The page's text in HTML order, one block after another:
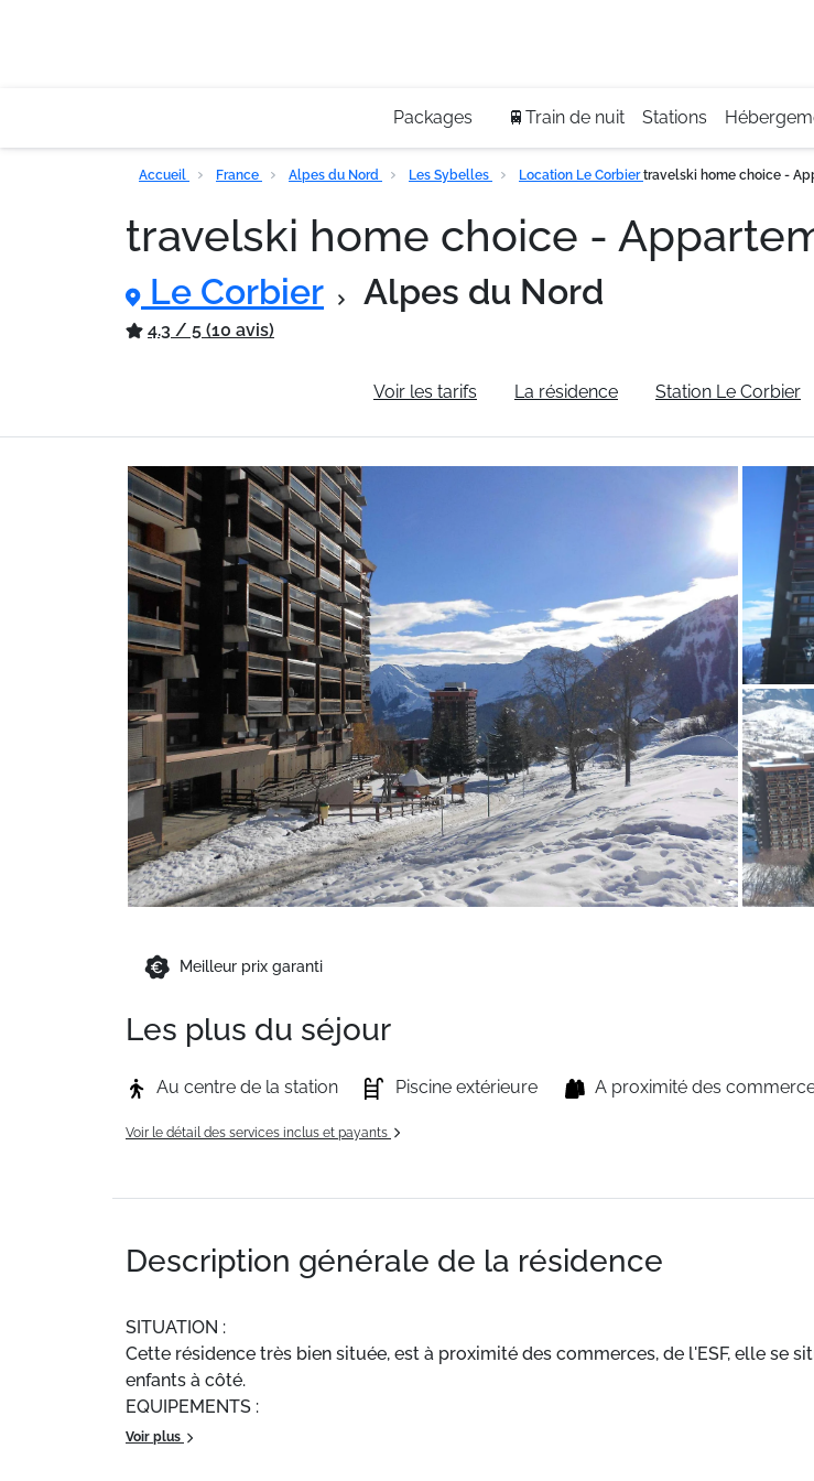
Packages 🚆Train de nuit Stations
Accueil France Alpes du Nord Les Sybelles Location Le Corbiertravelski home choice -
travelski home choice -
Le Corbier Alpes du Nord
4.3 / 5 (10 avis)
Voir les tarifs La résidence Station Le Corbier
Meilleur prix garanti
Les plus du séjour
Au centre de la station Piscine extérieure A proximité des
Voir le détail des services inclus et payants
Description générale de la résidence
SITUATION :
Cette résidence très bien située, est à proximité des commerces, de l'ESF, elle se
enfants à côté.
EQUIPEMENTS :
Gardien, 3 ascenseurs, parking extérieur.
Voir plus